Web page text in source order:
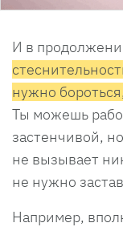
И в
нужно
Ты можешь
застенчивой,
не вызывает
не нужно
Например,